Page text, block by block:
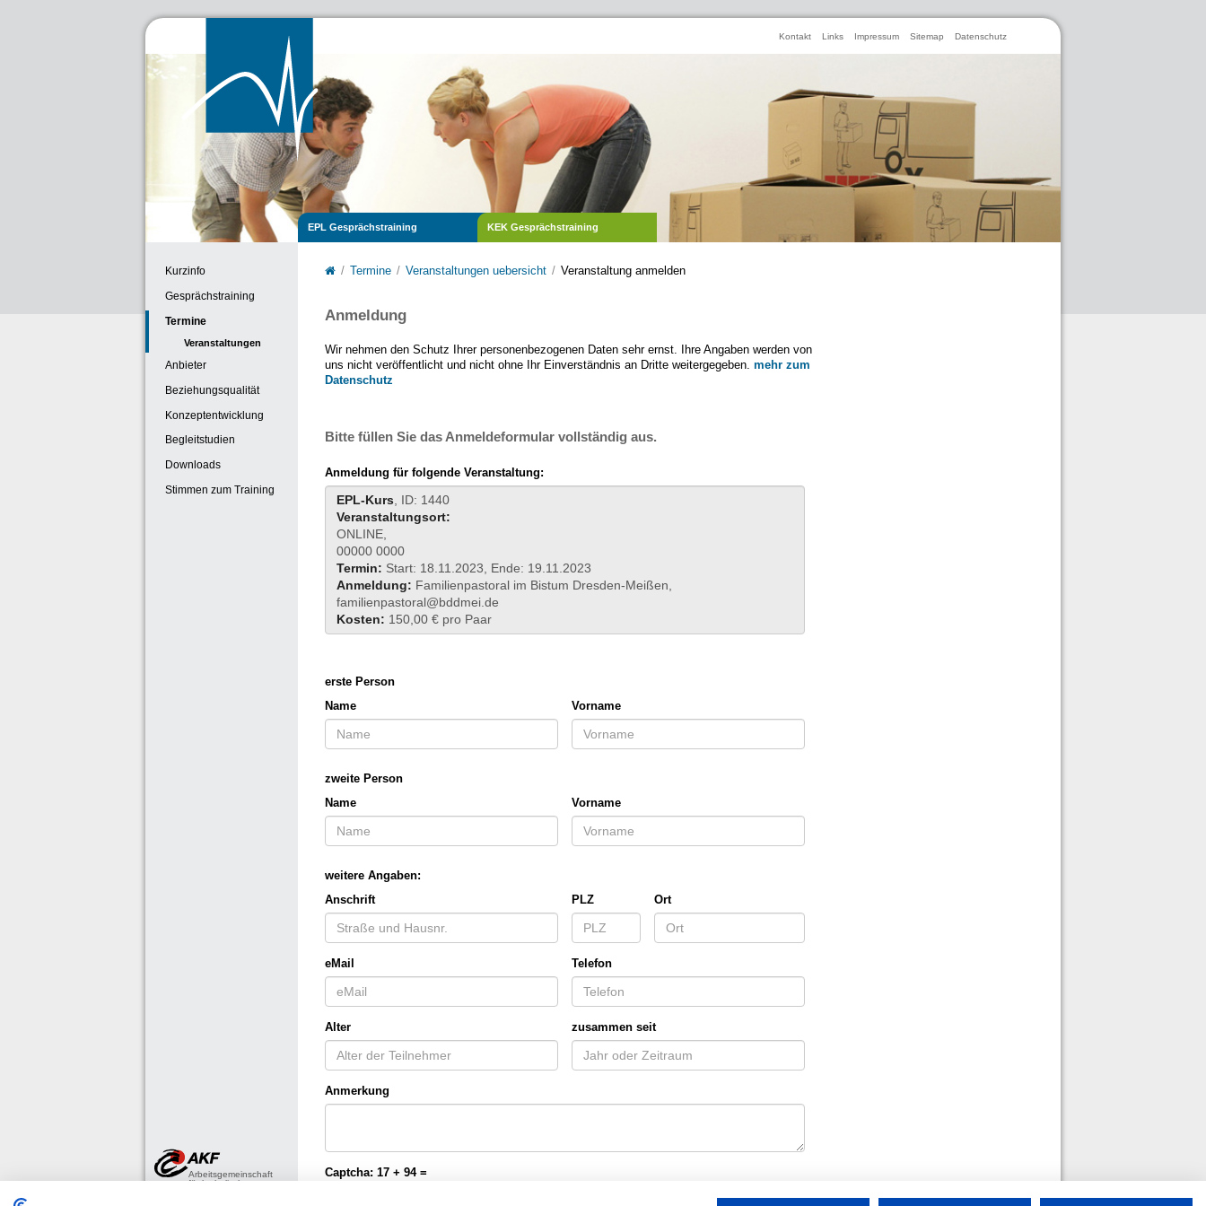
Kontakt Links Impressum Sitemap Datenschutz
EPL Gesprächstraining KEK Gesprächstraining
Arbeitsgemeinschaft
für katholische
Kurzinfo
Gesprächstraining
Termine
Veranstaltungen
Anbieter
Beziehungsqualität
Konzeptentwicklung
Begleitstudien
Downloads
Stimmen zum Training
Termine Veranstaltungen uebersicht Veranstaltung anmelden
Anmeldung
Wir nehmen den Schutz Ihrer personenbezogenen Daten sehr ernst. Ihre Angaben werden von
uns nicht veröffentlicht und nicht ohne Ihr Einverständnis an Dritte weitergegeben. mehr zum
Datenschutz
Bitte füllen Sie das Anmeldeformular vollständig aus.
Anmeldung für folgende Veranstaltung:
EPL-Kurs , ID: 1440
Veranstaltungsort:
ONLINE,
00000 0000
Termin: Start: 18.11.2023, Ende: 19.11.2023
Anmeldung: Familienpastoral im Bistum Dresden-Meißen,
familienpastoral@bddmei.de
Kosten: 150,00 € pro Paar
erste Person
Name
Vorname
zweite Person
Name
Vorname
weitere Angaben:
Anschrift
PLZ Ort
eMail Telefon
Alter zusammen seit
Anmerkung
Captcha: 17 + 94 =